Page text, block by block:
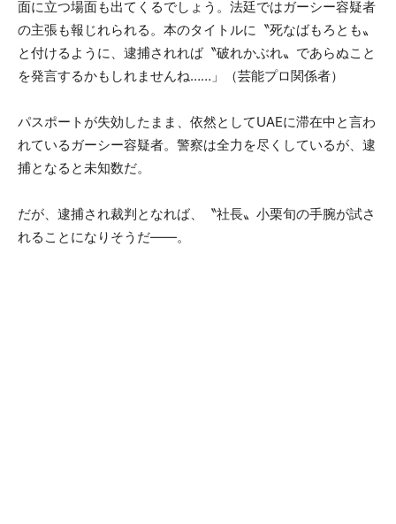
面に立つ場面も出てくるでしょう。法廷ではガーシー容疑者
の主張も報じれられる。本のタイトルに〝死なばもろとも〟
と付けるように、逮捕されれば〝破れかぶれ〟であらぬこと
を発言するかもしれませんね……」（芸能プロ関係者）
パスポートが失効したまま、依然としてUAEに滞在中と言わ
れているガーシー容疑者。警察は全力を尽くしているが、逮
捕となると未知数だ。
だが、逮捕され裁判となれば、〝社長〟小栗旬の手腕が試さ
れることになりそうだ――。